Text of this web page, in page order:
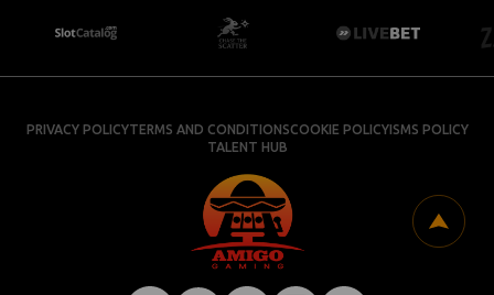
PRIVACY POLICYTERMS AND CONDITIONSCOOKIE POLICYISMS POLICY
TALENT HUB